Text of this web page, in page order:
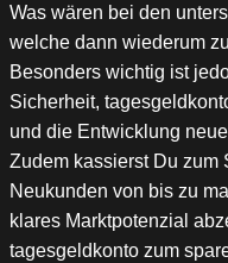
Was wären bei den
welche dann wiederum
Besonders wichtig ist
Sicherheit,
und die Entwicklung
Zudem kassierst Du zum
Neukunden von bis zu
klares Marktpotenzial
tagesgeldkonto zum